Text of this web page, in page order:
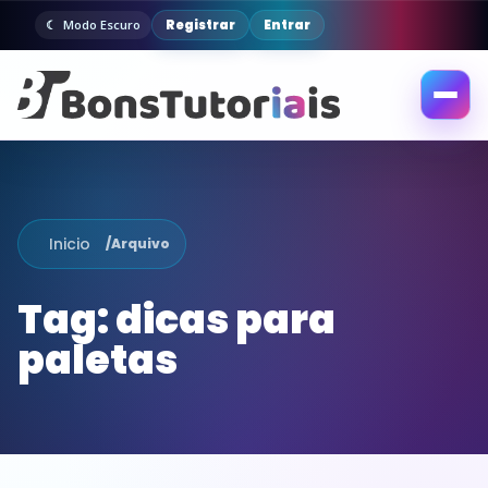
Modo Escuro Registrar Entrar
Abrir
Inicio /Arquivo
Tag:dicas para
paletas